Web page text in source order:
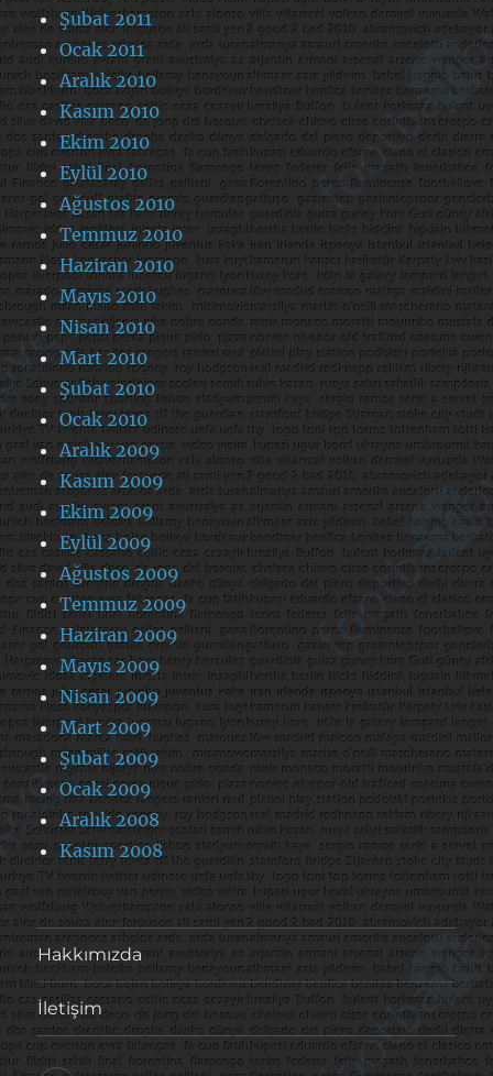
Şubat 2011
Ocak 2011
Aralık 2010
Kasım 2010
Ekim 2010
Eylül 2010
Ağustos 2010
Temmuz 2010
Haziran 2010
Mayıs 2010
Nisan 2010
Mart 2010
Şubat 2010
Ocak 2010
Aralık 2009
Kasım 2009
Ekim 2009
Eylül 2009
Ağustos 2009
Temmuz 2009
Haziran 2009
Mayıs 2009
Nisan 2009
Mart 2009
Şubat 2009
Ocak 2009
Aralık 2008
Kasım 2008
Hakkımızda
İletişim